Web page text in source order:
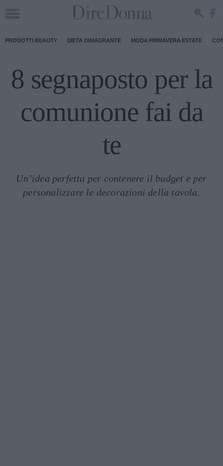
PRODOTTI BEAUTY DIETA DIMAGRANTE MODA PRIMAVERA ESTATE
8 segnaposto per la
comunione fai da
te
Un’idea perfetta per contenere il budget e per
personalizzare le decorazioni della tavola.